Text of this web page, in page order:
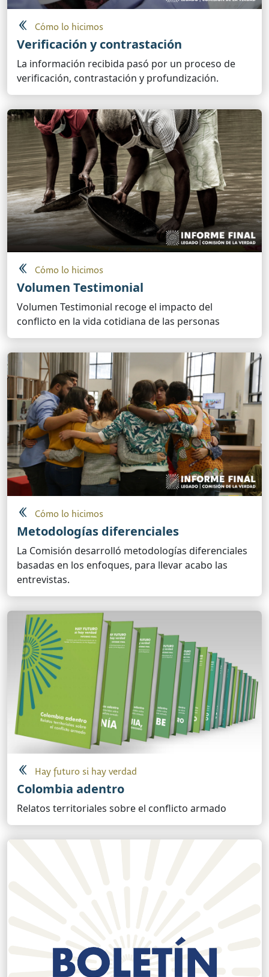
Cómo lo hicimos
Verificación y contrastación
La información recibida pasó por un proceso de
verificación, contrastación y profundización.
Cómo lo hicimos
Volumen Testimonial
Volumen Testimonial recoge el impacto del
conflicto en la vida cotidiana de las personas
Cómo lo hicimos
Metodologías diferenciales
La Comisión desarrolló metodologías diferenciales
basadas en los enfoques, para llevar acabo las
entrevistas.
Hay futuro si hay verdad
Colombia adentro
Relatos territoriales sobre el conflicto armado